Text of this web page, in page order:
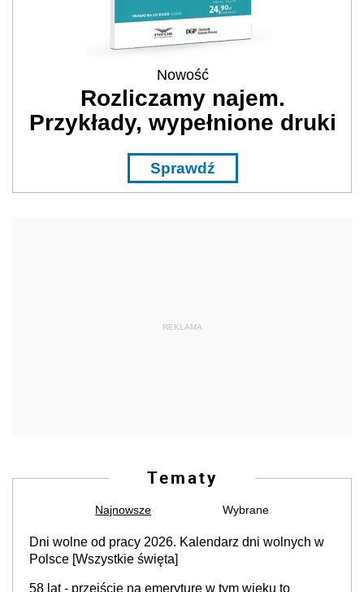
Nowość
Rozliczamy najem.
Przykłady, wypełnione druki
Sprawdź
REKLAMA
Tematy
Najnowsze Wybrane
Dni wolne od pracy 2026. Kalendarz dni wolnych w
Polsce [Wszystkie święta]
58 lat - przejście na emeryturę w tym wieku to